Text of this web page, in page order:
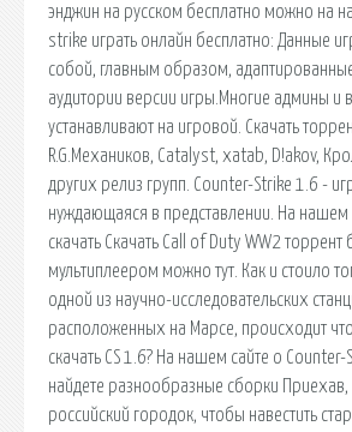
энджин на русском бесплатно можно на
strike играть онлайн бесплатно: Данные
собой, главным образом,
аудитории версии игры.Многие админы и
устанавливают на игровой. Скачать
R.G.Механиков, Catalyst, xatab, D!akov,
других релиз групп. Counter-Strike 1.6 -
нуждающаяся в представлении. На нашем
скачать Скачать Call of Duty WW2 торрент
мультиплеером можно тут. Как и стоило
одной из научно-исследовательских
расположенных на Марсе, происходит
скачать CS 1.6? На нашем сайте о
найдете разнообразные сборки
российский городок, чтобы навестить